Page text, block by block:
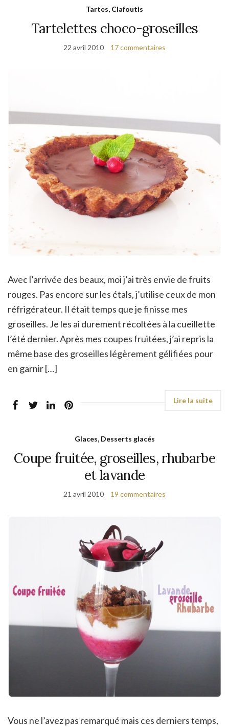
Tartes, Clafoutis
Tartelettes choco-groseilles
22 avril 2010 17 commentaires
Avec l’arrivée des beaux, moi j’ai très envie de fruits
rouges. Pas encore sur les étals, j’utilise ceux de mon
réfrigérateur. Il était temps que je finisse mes
groseilles. Je les ai durement récoltées à la cueillette
l’été dernier. Après mes coupes fruitées, j’ai repris la
même base des groseilles légèrement gélifiées pour
en garnir […]
Glaces, Desserts glacés
Coupe fruitée, groseilles, rhubarbe
et lavande
21 avril 2010 19 commentaires
Vous ne l’avez pas remarqué mais ces derniers temps,